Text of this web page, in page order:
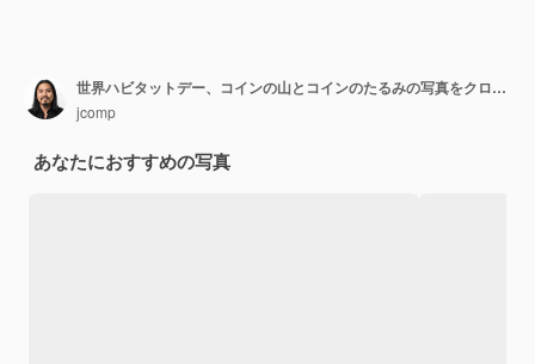
世界ハビタットデー、コインの山とコインのたるみの写真をクローズアップ
jcomp
あなたにおすすめの写真